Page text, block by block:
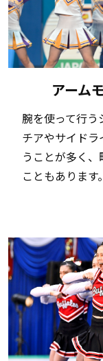
アーム
腕を使って行う
チアやサイド
うことが多く
こともあります。